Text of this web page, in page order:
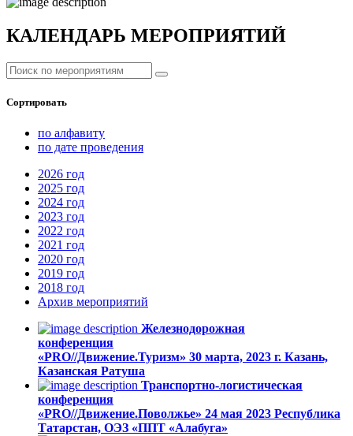
КАЛЕНДАРЬ МЕРОПРИЯТИЙ
Сортировать
по алфавиту
по дате проведения
2026 год
2025 год
2024 год
2023 год
2022 год
2021 год
2020 год
2019 год
2018 год
Архив мероприятий
Железнодорожная
конференция
«PRO//Движение.Туризм» 30 марта, 2023 г. Казань,
Казанская Ратуша
Транспортно-логистическая
конференция
«PRO//Движение.Поволжье» 24 мая 2023 Республика
Татарстан, ОЭЗ «ППТ «Алабуга»